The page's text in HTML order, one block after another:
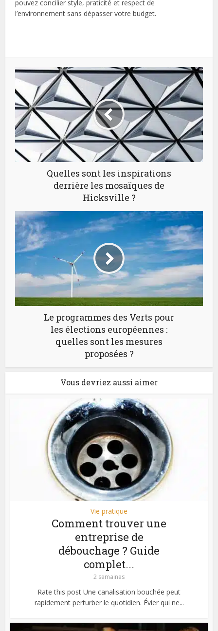
pouvez concilier style, praticité et respect de
l’environnement sans dépasser votre budget.
Quelles sont les inspirations
derrière les mosaïques de
Hicksville ?
Le programmes des Verts pour
les élections européennes :
quelles sont les mesures
proposées ?
Vous devriez aussi aimer
Vie pratique
Comment trouver une
entreprise de
débouchage ? Guide
complet...
2 semaines
Rate this post Une canalisation bouchée peut
rapidement perturber le quotidien. Évier qui ne...